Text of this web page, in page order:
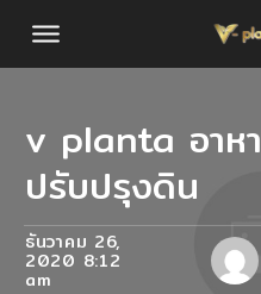
v planta อาห
ปรับปรุงดิน
ธันวาคม 26,
2020 8:12
am